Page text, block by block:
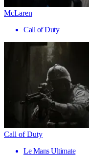
McLaren
Call of Duty
Call of Duty
Le Mans Ultimate